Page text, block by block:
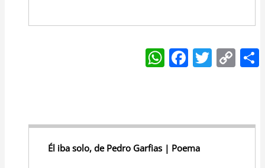
W
h
A
p
F
a
b
o
T
w
C
o
Li
Él iba solo, de Pedro Garfias | Poema